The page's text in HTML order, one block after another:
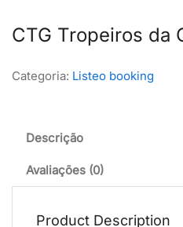
CTG Tropeiros da
Categoria: Listeo booking
Descrição
Avaliações (0)
Product Description